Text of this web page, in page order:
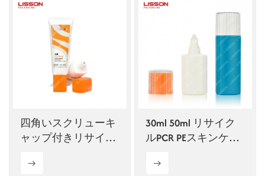
四角いスクリューキ
ャップ付きリサイク
チューブ
30ml 50ml リサイク
ルPCR PEスキンケア
け止め容器 プラスチ